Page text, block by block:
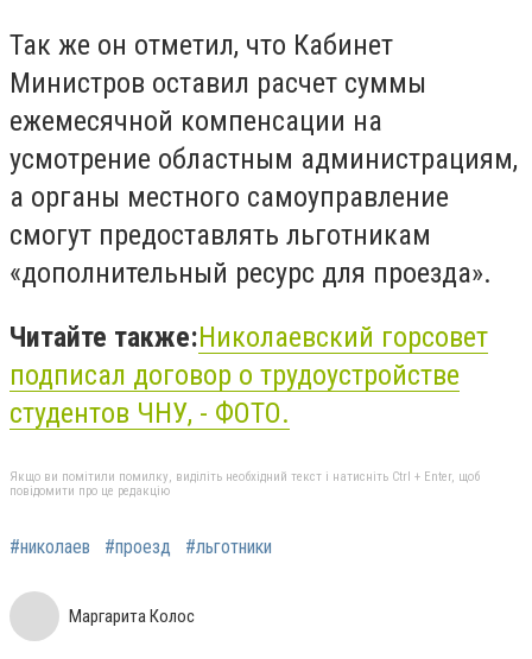
Так же он отметил, что Кабинет
Министров оставил расчет суммы
ежемесячной компенсации на
усмотрение областным администрациям,
а органы местного самоуправление
смогут предоставлять льготникам
«дополнительный ресурс для проезда».
Читайте также:Николаевский горсовет
подписал договор о трудоустройстве
студентов ЧНУ, - ФОТО.
Якщо ви помітили помилку, виділіть необхідний текст і натисніть Ctrl + Enter, щоб
повідомити про це редакцію
#николаев #проезд #льготники
Маргарита Колос